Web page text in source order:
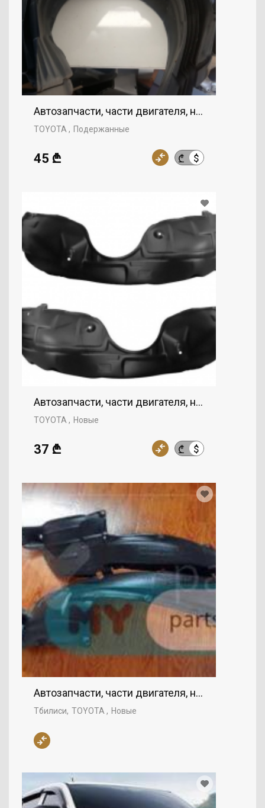
Автозапчасти, части двигателя, нижняя
TOYOTA Подержанные
₾ $
45 ₾
Автозапчасти, части двигателя, нижняя
TOYOTA Новые
₾ $
37 ₾
Автозапчасти, части двигателя, нижняя
Тбилиси TOYOTA Новые